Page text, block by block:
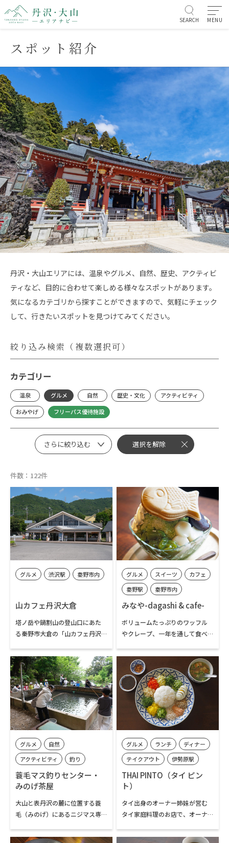
SEARCH MENU
お知らせ/イベント
スポット紹介
丹沢・大山エリアには、温泉やグルメ、自然、歴史、アクティビ
ティなど、目的に合わせて楽しめる様々なスポットがあります。
気になるカテゴリから探すことができますので、気軽にチェック
して、行きたいスポットを見つけてみてください。
絞り込み検索（複数選択可）
カテゴリー
温泉 グルメ 自然 歴史・文化
アクティビティ
おみやげ
フリーパス優待施設
さらに絞り込む 選択を解除
件数：122件
グルメ 渋沢駅 秦野市内
山カフェ丹沢大倉
塔ノ岳や鍋割山の登山口にあた
る秦野市大倉の「山カフェ丹沢
公園を訪れる人々に親しまれて
いるロッジ風のカフェです。
秦野の名水を使った夏限定の
「コーヒーゼリー」や秋から春
先には「丹沢プリン」が人気で
す。熱々の「焼きチーズカレー」
ど、心と体を満たす充実したメニ
ューも評判。NPO法人が運営し
の購入が、丹沢の登山道整備や
清掃といった自然保全活動の支
援に繋がります。店頭では、オリ
ジナルのTシャツや手染めの手ぬ
ます。
グルメ スイーツ
カフェ
秦野駅
秦野市内
みなや-dagashi & cafe-
ボリュームたっぷりのワッフル
やクレープ、一年を通して食べ
す。昔懐かしい駄菓子のコーナー
も併設されています。カレーや焼
きおにぎりといった軽食もあ
り、ドリンクは秦野産の和紅茶
をはじめ、信州産りんごジュー
ス、近隣のクラフトビールなど
が揃っています。秦野駅から徒歩
や観光の際に気軽に立ち寄れて
便利です。
グルメ
自然
アクティビティ
釣り
子どもと遊べる
秦野駅
秦野市内
蓑毛マス釣りセンター・
みのげ茶屋
大山と表丹沢の麓に位置する蓑
毛（みのげ）にあるニジマス専
るレジャースポットです。金目川
グルメ ランチ
ディナー
テイクアウト
伊勢原駅
伊勢原市内
THAI PINTO（タイ ピン
ト）
タイ出身のオーナー姉妹が営む
タイ家庭料理のお店で、オーナ
イスを使ったヘルシーな料理が